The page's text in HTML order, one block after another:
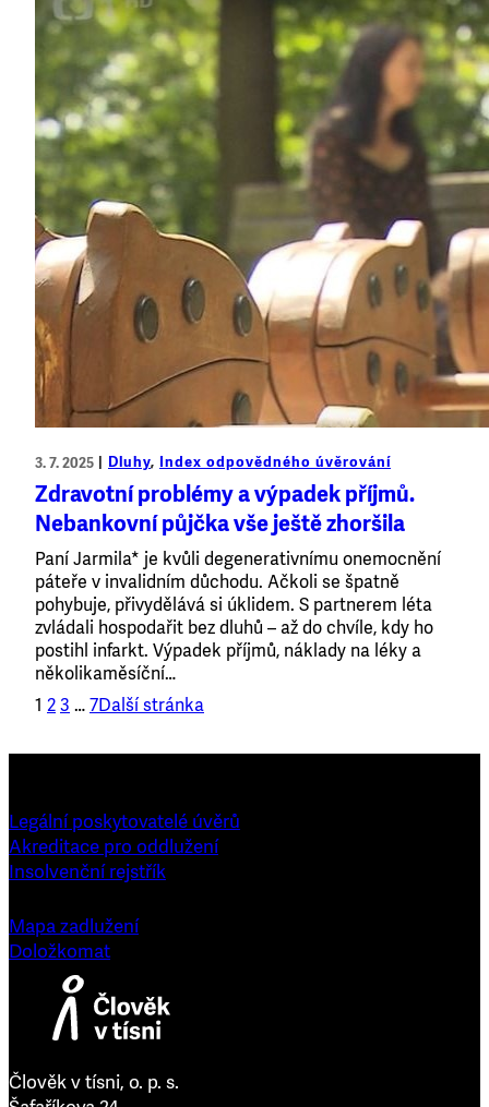
3. 7. 2025 Dluhy, Index odpovědného úvěrování
Zdravotní problémy a výpadek příjmů.
Nebankovní půjčka vše ještě zhoršila
Paní Jarmila* je kvůli degenerativnímu onemocnění
páteře v invalidním důchodu. Ačkoli se špatně
pohybuje, přivydělává si úklidem. S partnerem léta
zvládali hospodařit bez dluhů – až do chvíle, kdy ho
postihl infarkt. Výpadek příjmů, náklady na léky a
několikaměsíční…
1 23 …7Další stránka
Legální poskytovatelé úvěrů
Akreditace pro oddlužení
Insolvenční rejstřík
Mapa zadlužení
Doložkomat
Člověk v tísni, o. p. s.